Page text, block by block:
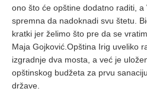
ono što će opštine dodatno raditi,
spremna da nadoknadi svu štetu.
kratki jer želimo što pre da se
Maja Gojković.Opština Irig uveliko
izgradnje dva mosta, a već je
opštinskog budžeta za prvu
države.